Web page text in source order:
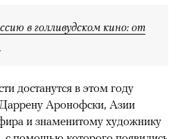
в голливудском кино: от
достанутся в этом году
Аронофски, Азии
и знаменитому художнику